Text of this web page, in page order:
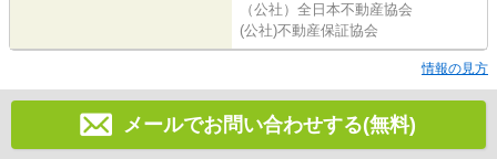
（公社）全日本不動産協会
(公社)不動産保証協会
情報の見方
メールでお問い合わせする(無料)